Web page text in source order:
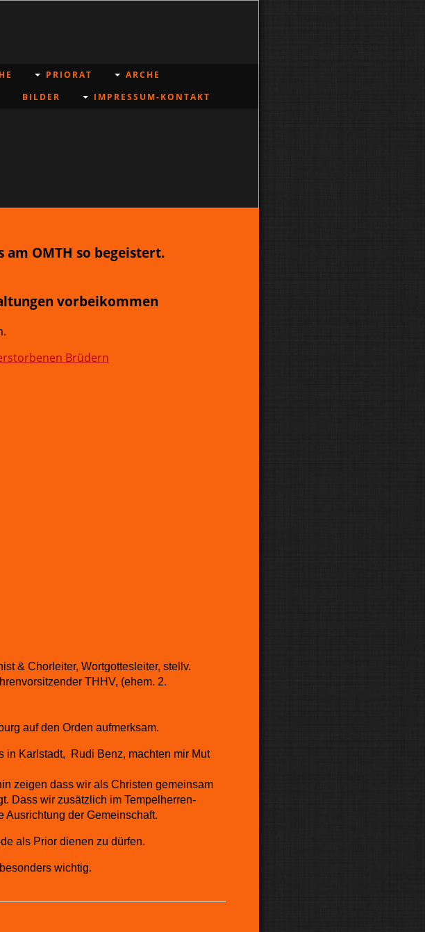
PRIORAT
ARCHE
BILDER IMPRESSUM-KONTAKT
OMTH so begeistert.
vorbeikommen
Brüdern
& Chorleiter, Wortgottesleiter, stellv.
THHV, (ehem. 2.
auf den Orden aufmerksam.
in Karlstadt, Rudi Benz, machten mir Mut
zeigen dass wir als Christen gemeinsam
Dass wir zusätzlich im Tempelherren-
der Gemeinschaft.
als Prior dienen zu dürfen.
wichtig.